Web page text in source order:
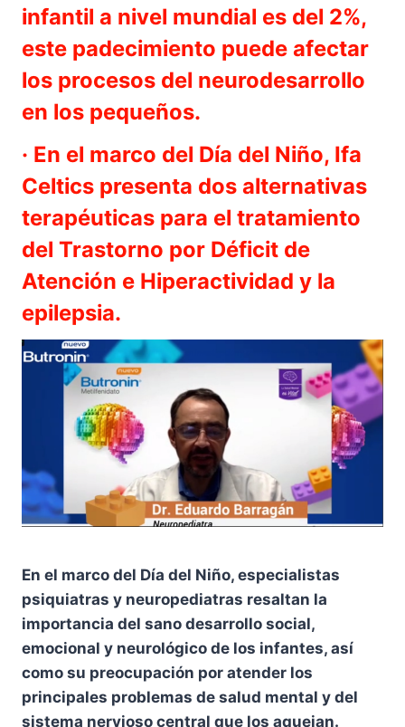
infantil a nivel mundial es del 2%,
este padecimiento puede afectar
los procesos del neurodesarrollo
en los pequeños.
· En el marco del Día del Niño, Ifa
Celtics presenta dos alternativas
terapéuticas para el tratamiento
del Trastorno por Déficit de
Atención e Hiperactividad y la
epilepsia.
En el marco del Día del Niño, especialistas
psiquiatras y neuropediatras resaltan la
importancia del sano desarrollo social,
emocional y neurológico de los infantes, así
como su preocupación por atender los
principales problemas de salud mental y del
sistema nervioso central que los aquejan.